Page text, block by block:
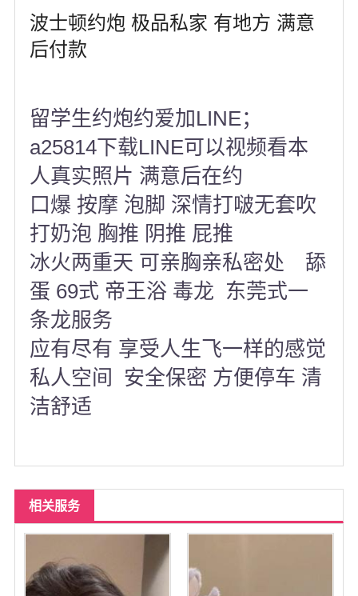
俄亥俄州
底特律
丹佛
菲尼克斯
波士顿约炮 极品私家 有地方 满意
后付款
留学生约炮约爱加LINE；
a25814下载LINE可以视频看本
人真实照片 满意后在约
口爆 按摩 泡脚 深情打啵无套吹
打奶泡 胸推 阴推 屁推
冰火两重天 可亲胸亲私密处 舔
蛋 69式 帝王浴 毒龙 东莞式一
条龙服务
应有尽有 享受人生飞一样的感觉
私人空间 安全保密 方便停车 清
洁舒适
相关服务